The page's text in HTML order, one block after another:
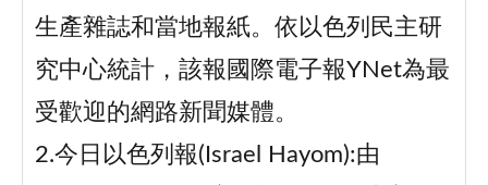
生產雜誌和當地報紙。依以色列民主研
究中心統計，該報國際電子報YNet為最
受歡迎的網路新聞媒體。
2.今日以色列報(Israel Hayom):由